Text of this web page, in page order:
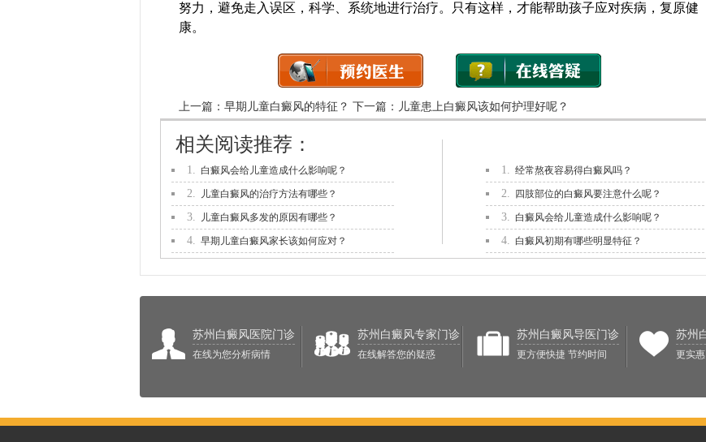
努力，避免走入误区，科学、系统地进行治疗。只有这样，才能帮助孩子应对疾病，复原健
康。
上一篇： 早期儿童白癜风的特征？ 下一篇： 儿童患上白癜风该如何护理好呢？
1. 白癜风会给儿童造成什么影响呢？
2. 儿童白癜风的治疗方法有哪些？
3. 儿童白癜风多发的原因有哪些？
4. 早期儿童白癜风家长该如何应对？
1. 经常熬夜容易得白癜风吗？
2. 四肢部位的白癜风要注意什么呢？
3. 白癜风会给儿童造成什么影响呢？
4. 白癜风初期有哪些明显特征？
相关阅读推荐：
苏州白癜风医院门诊
在线为您分析病情
苏州白癜风专家门诊
在线解答您的疑惑
苏州白癜风导医门诊
更方便快捷 节约时间
苏州
更实